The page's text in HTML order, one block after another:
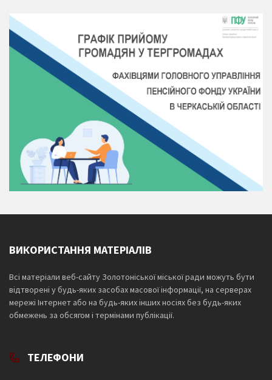
ВИКОРИСТАННЯ МАТЕРІАЛІВ
Всі матеріали веб-сайту Золотоніської міської ради можуть бути
відтворені у будь-яких засобах масової інформації, на серверах
мережі Інтернет або на будь-яких інших носіях без будь-яких
обмежень за обсягом і термінами публікації.
ТЕЛЕФОНИ